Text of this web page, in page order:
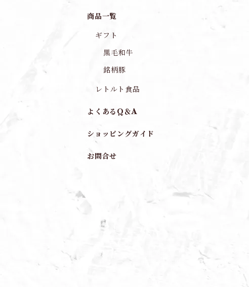
商品一覧
ギフト
黒毛和牛
銘柄豚
レトルト食品
よくあるQ＆A
ショッピングガイド
お問合せ